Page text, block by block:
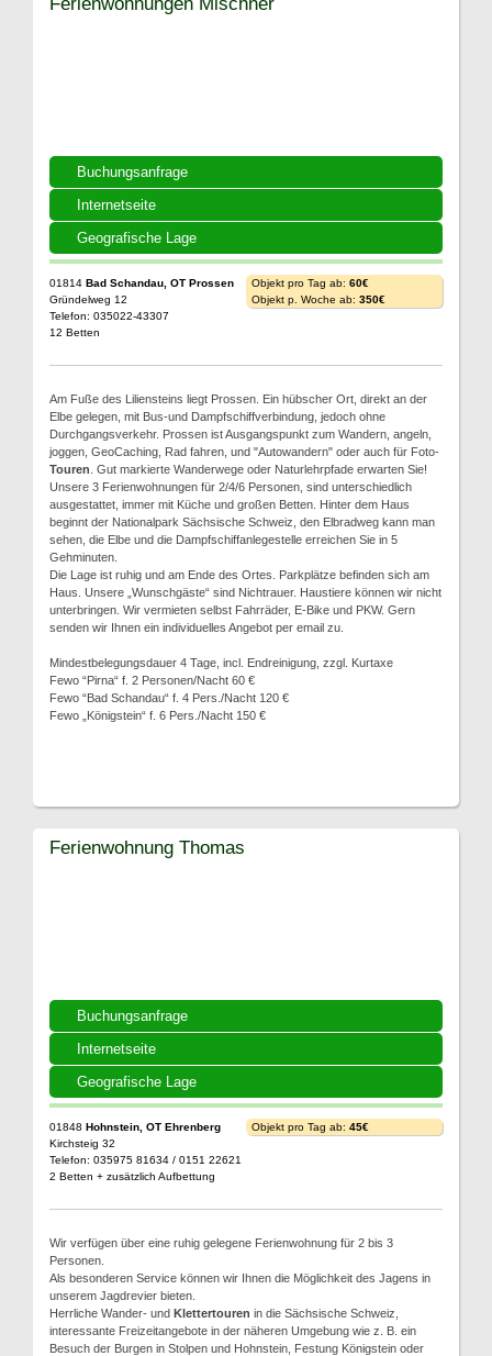
Buchungsanfrage
Internetseite
Geografische Lage
01814 Bad Schandau, OT Prossen
Gründelweg 12
Telefon: 035022-43307
12 Betten
Objekt pro Tag ab: 60€
Objekt p. Woche ab: 350€
Am Fuße des Liliensteins liegt Prossen. Ein hübscher Ort, direkt an der
Elbe gelegen, mit Bus-und Dampfschiffverbindung, jedoch ohne
Durchgangsverkehr. Prossen ist Ausgangspunkt zum Wandern, angeln,
joggen, GeoCaching, Rad fahren, und "Autowandern" oder auch für Foto-
Touren . Gut markierte Wanderwege oder Naturlehrpfade erwarten Sie!
Unsere 3 Ferienwohnungen für 2/4/6 Personen, sind unterschiedlich
ausgestattet, immer mit Küche und großen Betten. Hinter dem Haus
beginnt der Nationalpark Sächsische Schweiz, den Elbradweg kann man
sehen, die Elbe und die Dampfschiffanlegestelle erreichen Sie in 5
Gehminuten.
Die Lage ist ruhig und am Ende des Ortes. Parkplätze befinden sich am
Haus. Unsere „Wunschgäste“ sind Nichtrauer. Haustiere können wir nicht
unterbringen. Wir vermieten selbst Fahrräder, E-Bike und PKW. Gern
senden wir Ihnen ein individuelles Angebot per email zu.
Mindestbelegungsdauer 4 Tage, incl. Endreinigung, zzgl. Kurtaxe
Fewo “Pirna“ f. 2 Personen/Nacht 60 €
Fewo “Bad Schandau“ f. 4 Pers./Nacht 120 €
Fewo „Königstein“ f. 6 Pers./Nacht 150 €
Buchungsanfrage
Internetseite
Geografische Lage
Ferienwohnung Thomas
01848 Hohnstein, OT Ehrenberg
Kirchsteig 32
Telefon: 035975 81634 / 0151 22621
2 Betten + zusätzlich Aufbettung
Objekt pro Tag ab: 45€
Wir verfügen über eine ruhig gelegene Ferienwohnung für 2 bis 3
Personen.
Als besonderen Service können wir Ihnen die Möglichkeit des Jagens in
unserem Jagdrevier bieten.
Herrliche Wander- und Klettertouren in die Sächsische Schweiz,
interessante Freizeitangebote in der näheren Umgebung wie z. B. ein
Besuch der Burgen in Stolpen und Hohnstein, Festung Königstein oder